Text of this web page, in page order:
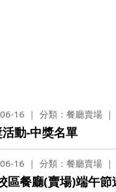
學)
會(交大校區)
員會(陽明校區)
會(光復校區)
邊坡整治
換
法令
木及棲地健
陽明
16 分類：餐廳賣場
動-中獎名單
16 分類：餐廳賣場
區餐廳(賣場)端午